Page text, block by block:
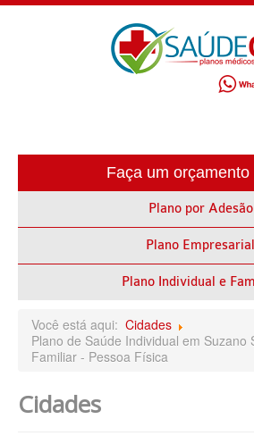
PLANO DE SAÚDE EMPRESARIAL
ALLIANZ PLANO DE SAÚDE EMPRESARIAL
AMEPLAN PLANO DE SAÚDE EMPRESARIAL
BIO SAÚDE PLANO DE SAÚDE
BLUE MED PLANO DE SAÚDE EMPRESARIAL
Faça um orçamento
Plano por Adesão
Plano Empresarial
Plano Individual e
Você está aqui: Cidades
Plano de Saúde Individual em Suzano
Familiar - Pessoa Física
Cidades